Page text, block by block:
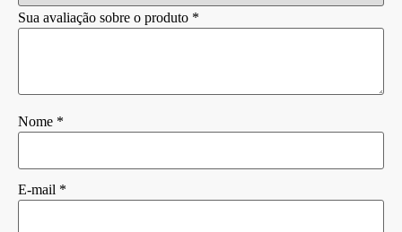
Sua avaliação sobre o produto *
Nome *
E-mail *